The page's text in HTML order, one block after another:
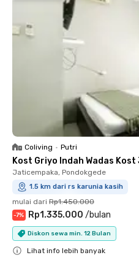
Coliving • Putri
Kost Griyo Indah Wadas
Jaticempaka, Pondokgede
1.5 km dari rs karunia kasih
mulai dari Rp1.450.000
-7% Rp1.335.000 /bulan
Diskon sewa min. 12 Bulan
Lihat info lebih banyak